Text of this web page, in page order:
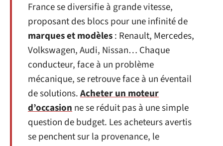
France se diversifie à grande vitesse,
proposant des blocs pour une infinité de
marques et modèles: Renault, Mercedes,
Volkswagen, Audi, Nissan… Chaque
conducteur, face à un problème
mécanique, se retrouve face à un éventail
de solutions.Acheter un moteur
d’occasionne se réduit pas à une simple
question de budget. Les acheteurs avertis
se penchent sur la provenance, le